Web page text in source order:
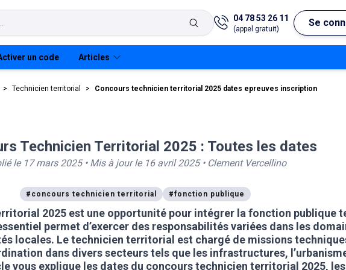
04 78 53 26 11
(appel gratuit)
Se
adjoint
un code Articles
> Technicien territorial > Concours technicien territorial 2025 dates epreuves inscription
Technicien Territorial 2025 : Toutes les dates
le 17 mars 2025• Mis à jour le 16 avril 2025• Clement Vercellino
# concours technicien territorial #fonction publique
2025 est une opportunité pour intégrer la fonction publique
permet d’exercer des responsabilités variées dans les
locales. Letechnicien territorial est chargé de missions
dans divers secteurs tels que les infrastructures,
vous explique les dates du concours technicien territorial 2025,